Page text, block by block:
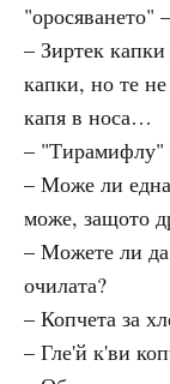
"оросяването"
– Зиртек
капки, но те
капя в носа…
– "Тирамифлу"
– Може ли една
може, защото
– Можете ли да
очилата?
– Копчета за
– Гле'й к'ви